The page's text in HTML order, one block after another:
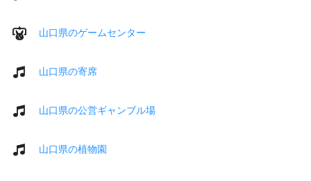
山口県のゲームセンター
山口県の寄席
山口県の公営ギャンブル場
山口県の植物園